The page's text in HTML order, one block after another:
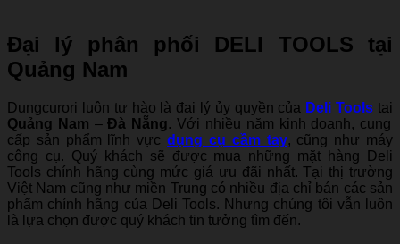
Đại lý phân phối DELI TOOLS tại
Quảng Nam
Dungcurori luôn tự hào là đại lý ủy quyền của Deli Toolstại
Quảng Nam –Đà Nẵng. Với nhiều năm kinh doanh, cung
cấp sản phẩm lĩnh vựcdụng cụ cầm tay, cũng như máy
công cụ. Quý khách sẽ được mua những mặt hàng Deli
Tools chính hãng cùng mức giá ưu đãi nhất. Tại thị trường
Việt Nam cũng như miền Trung có nhiều địa chỉ bán các sản
phẩm chính hãng của Deli Tools. Nhưng chúng tôi vẫn luôn
là lựa chọn được quý khách tin tưởng tìm đến.